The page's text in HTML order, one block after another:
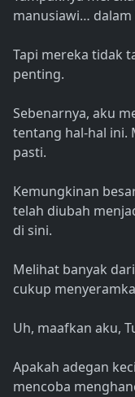
manusiawi…
Tapi mereka tidak
penting.
Sebenarnya, aku
tentang hal-hal ini.
pasti.
Kemungkinan
telah diubah
di sini.
Melihat banyak
cukup
Uh, maafkan aku,
Apakah adegan
mencoba